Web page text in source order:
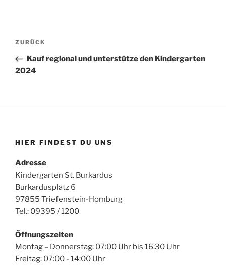
Beitragsnavigation
Vorheriger
Beitrag
ZURÜCK
Kauf regional und unterstütze den Kindergarten
2024
HIER FINDEST DU UNS
Adresse
Kindergarten St. Burkardus
Burkardusplatz 6
97855 Triefenstein-Homburg
Tel.: 09395 / 1200
Öffnungszeiten
Montag – Donnerstag: 07:00 Uhr bis 16:30 Uhr
Freitag: 07:00 - 14:00 Uhr